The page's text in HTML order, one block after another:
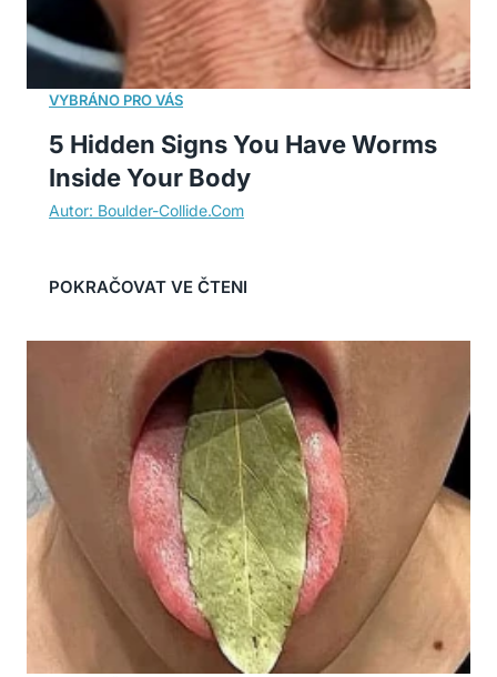
5 Hidden Signs You Have Worms
Inside Your Body